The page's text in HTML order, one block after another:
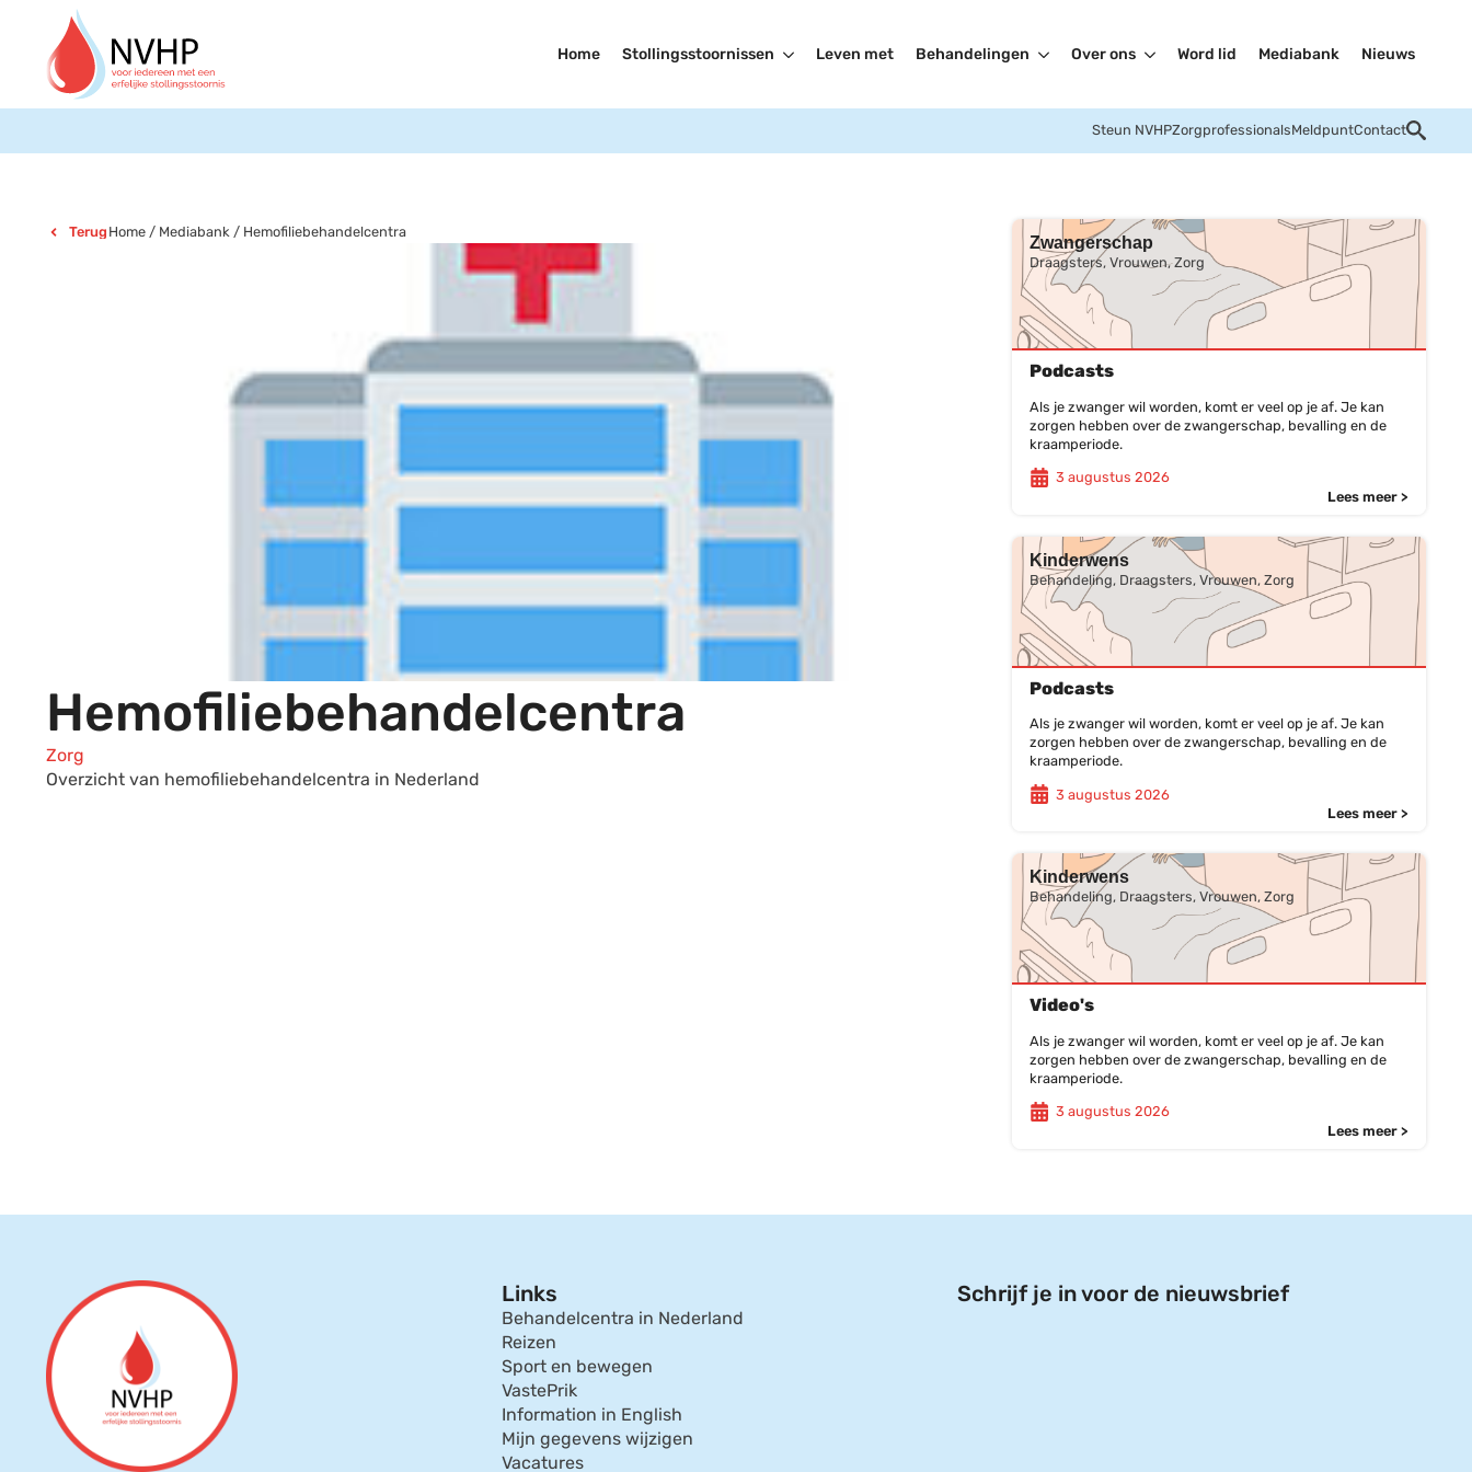
Home Stollingsstoornissen Leven met Behandelingen Over ons Word lid Mediabank Nieuws
Steun NVHPZorgprofessionalsMeldpuntContact
Terug Home/ Mediabank / Hemofiliebehandelcentra
Hemofiliebehandelcentra
Zorg
Overzicht van hemofiliebehandelcentra in Nederland
Zwangerschap
Draagsters, Vrouwen, Zorg
Podcasts
Als je zwanger wil worden, komt er veel op je af. Je kan
zorgen hebben over de zwangerschap, bevalling en de
kraamperiode.
3 augustus 2026
Lees meer >
Kinderwens
Behandeling, Draagsters, Vrouwen, Zorg
Podcasts
Als je zwanger wil worden, komt er veel op je af. Je kan
zorgen hebben over de zwangerschap, bevalling en de
kraamperiode.
3 augustus 2026
Lees meer >
Kinderwens
Behandeling, Draagsters, Vrouwen, Zorg
Video's
Als je zwanger wil worden, komt er veel op je af. Je kan
zorgen hebben over de zwangerschap, bevalling en de
kraamperiode.
3 augustus 2026
Lees meer >
Links
Behandelcentra in Nederland
Reizen
Sport en bewegen
VastePrik
Information in English
Mijn gegevens wijzigen
Vacatures
Schrijf je in voor de nieuwsbrief